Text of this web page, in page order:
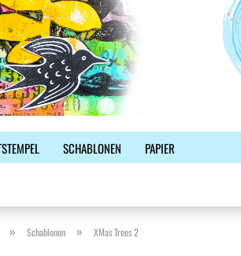
SCHABLONEN PAPIER
» Schablonen » XMas Trees 2